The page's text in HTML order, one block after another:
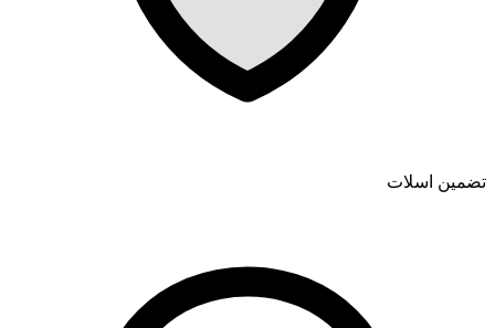
تضمین اسلات